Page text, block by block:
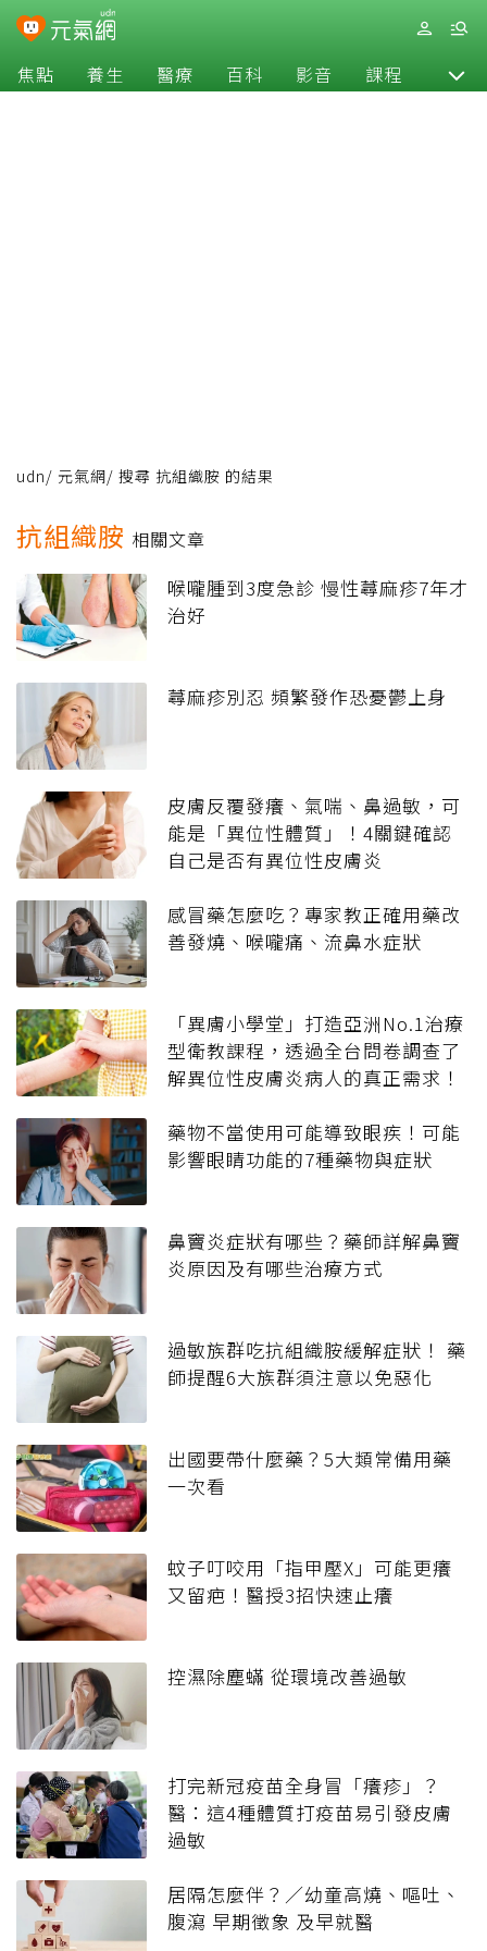
焦點 養生 醫療 百科 影音 課程 退休
udn/ 元氣網/ 搜尋 抗組織胺 的結果
抗組織胺 相關文章
喉嚨腫到3度急診 慢性蕁麻疹7年才
治好
蕁麻疹別忍 頻繁發作恐憂鬱上身
皮膚反覆發癢、氣喘、鼻過敏，可
能是「異位性體質」！4關鍵確認
自己是否有異位性皮膚炎
感冒藥怎麼吃？專家教正確用藥改
善發燒、喉嚨痛、流鼻水症狀
「異膚小學堂」打造亞洲No.1治療
型衛教課程，透過全台問卷調查了
解異位性皮膚炎病人的真正需求！
藥物不當使用可能導致眼疾！可能
影響眼睛功能的7種藥物與症狀
鼻竇炎症狀有哪些？藥師詳解鼻竇
炎原因及有哪些治療方式
過敏族群吃抗組織胺緩解症狀！ 藥
師提醒6大族群須注意以免惡化
出國要帶什麼藥？5大類常備用藥
一次看
蚊子叮咬用「指甲壓X」可能更癢
又留疤！醫授3招快速止癢
控濕除塵蟎 從環境改善過敏
打完新冠疫苗全身冒「癢疹」？
醫：這4種體質打疫苗易引發皮膚
過敏
居隔怎麼伴？／幼童高燒、嘔吐、
腹瀉 早期徵象 及早就醫